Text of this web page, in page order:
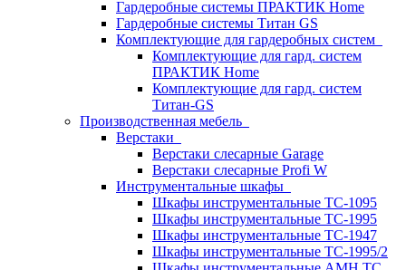
Гардеробные системы ПРАКТИК Home
Гардеробные системы Титан GS
Комплектующие для гардеробных систем
Комплектующие для гард. систем
ПРАКТИК Home
Комплектующие для гард. систем
Титан-GS
Производственная мебель
Верстаки
Верстаки слесарные Garage
Верстаки слесарные Profi W
Инструментальные шкафы
Шкафы инструментальные TC-1095
Шкафы инструментальные TC-1995
Шкафы инструментальные TC-1947
Шкафы инструментальные TC-1995/2